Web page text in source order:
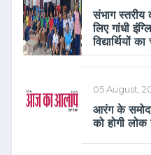
संभाग स्तरीय
लिए गांधी
विद्यार्थियों
05 August,
आरंग के
को होगी लोक